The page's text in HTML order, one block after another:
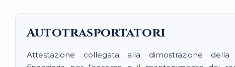
Autotrasportatori
Attestazione collegata alla dimostrazione della